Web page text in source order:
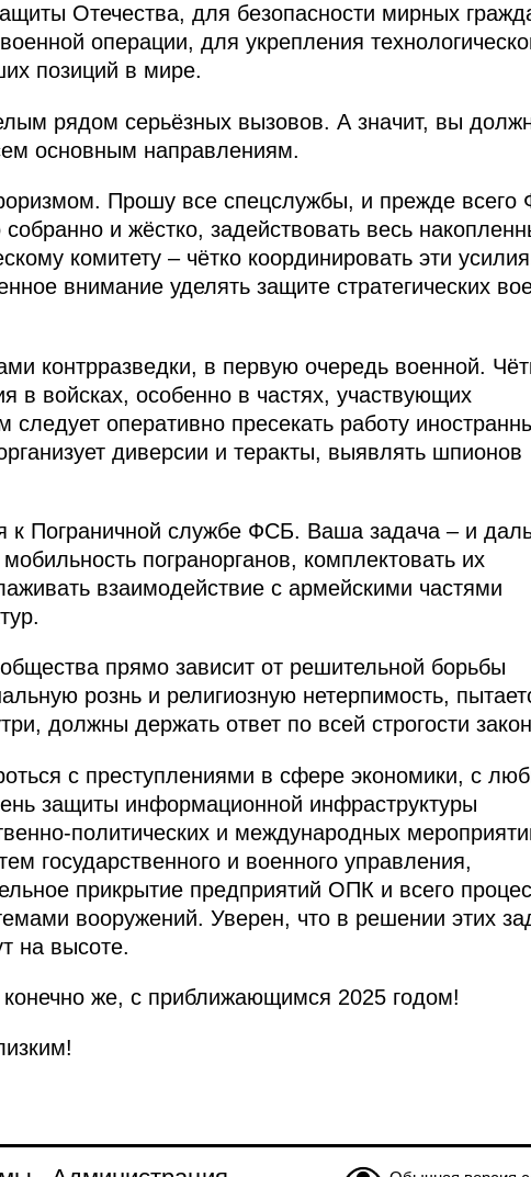
Отечества, для безопасности мирных
операции, для укрепления
позиций в мире.
рядом серьёзных вызовов. А значит, вы
основным направлениям.
Прошу все спецслужбы, и прежде всего
и жёстко, задействовать весь
комитету – чётко координировать эти
внимание уделять защите стратегических
контрразведки, в первую очередь военной.
войсках, особенно в частях, участвующих
оперативно пресекать работу
диверсии и теракты, выявлять шпионов
к Пограничной службе ФСБ. Ваша задача – и
погранорганов, комплектовать их
взаимодействие с армейскими частями
прямо зависит от решительной борьбы
рознь и религиозную нетерпимость,
должны держать ответ по всей строгости
с преступлениями в сфере экономики, с
защиты информационной инфраструктуры
политических и международных
государственного и военного управления,
прикрытие предприятий ОПК и всего
вооружений. Уверен, что в решении этих
на высоте.
же, с приближающимся 2025 годом!